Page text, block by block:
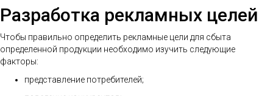
Разработка рекламных целей
Чтобы правильно определить рекламные цели для сбыта
определенной продукции необходимо изучить следующие
факторы:
представление потребителей;